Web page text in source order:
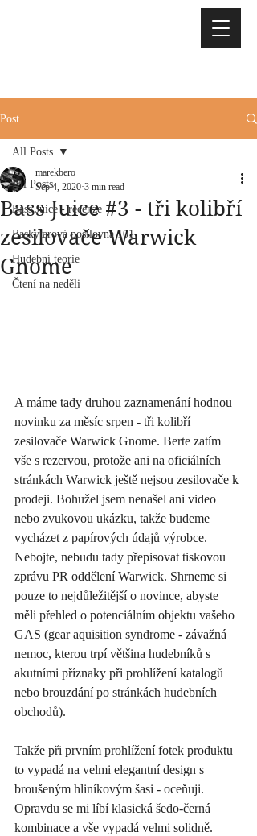
Post
All Posts
Bass Juice - recenze
Baskytarová posilovna 101
Hudební teorie
Čtení na neděli
All Posts
Bass Juice #3 - tři kolibří
zesilovače Warwick
Gnome
marekbero
Sep 4, 2020 3 min read
A máme tady druhou zaznamenání hodnou
novinku za měsíc srpen - tři kolibří
zesilovače Warwick Gnome. Berte zatím
vše s rezervou, protože ani na oficiálních
stránkách Warwick ještě nejsou zesilovače k
prodeji. Bohužel jsem nenašel ani video
nebo zvukovou ukázku, takže budeme
vycházet z papírových údajů výrobce.
Nebojte, nebudu tady přepisovat tiskovou
zprávu PR oddělení Warwick. Shrneme si
pouze to nejdůležitější o novince, abyste
měli přehled o potenciálním objektu vašeho
GAS (gear aquisition syndrome - závažná
nemoc, kterou trpí většina hudebníků s
akutními příznaky při prohlížení katalogů
nebo brouzdání po stránkách hudebních
obchodů).
Takže při prvním prohlížení fotek produktu
to vypadá na velmi elegantní design s
broušeným hliníkovým šasi - oceňuji.
Opravdu se mi líbí klasická šedo-černá
kombinace a vše vypadá velmi solidně.